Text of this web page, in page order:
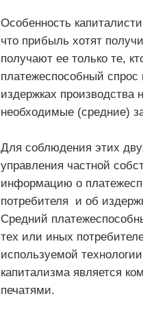
Особенность
что прибыль хотят
получают ее только те,
платежеспособный
издержках
необходимые (средние)
Для соблюдения этих
управления частной
информацию о
потребителя и об
Средний
тех или иных
используемой
капитализма является
печатями.